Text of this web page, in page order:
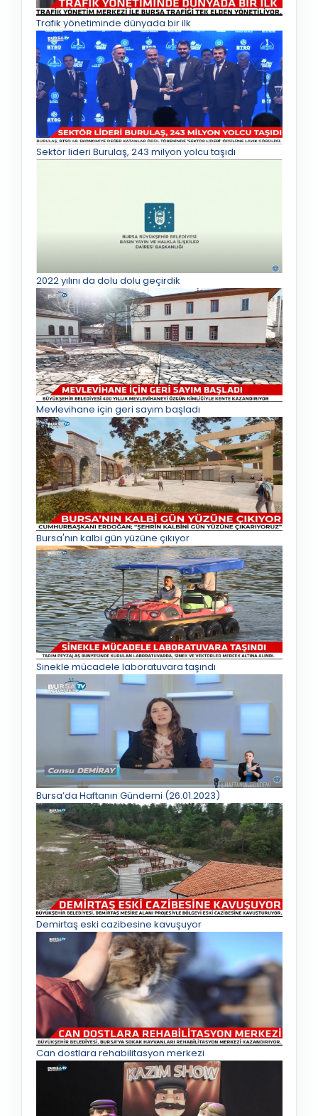
Trafik yönetiminde dünyada bir ilk
Sektör lideri Burulaş, 243 milyon yolcu taşıdı
2022 yılını da dolu dolu geçirdik
Mevlevihane için geri sayım başladı
Bursa'nın kalbi gün yüzüne çıkıyor
Sinekle mücadele laboratuvara taşındı
Bursa’da Haftanın Gündemi (26.01.2023)
Demirtaş eski cazibesine kavuşuyor
Can dostlara rehabilitasyon merkezi